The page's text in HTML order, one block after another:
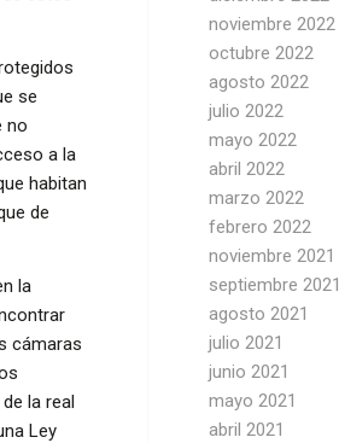
se
no
a la
habitan
de
la
cámaras
la real
Ley
noviembre 2022
octubre 2022
agosto 2022
julio 2022
mayo 2022
abril 2022
marzo 2022
febrero 2022
noviembre 2021
septiembre 2021
agosto 2021
julio 2021
junio 2021
mayo 2021
abril 2021